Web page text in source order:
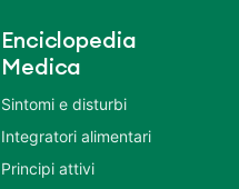
Enciclopedia
Medica
Sintomi e disturbi
Integratori alimentari
Principi attivi